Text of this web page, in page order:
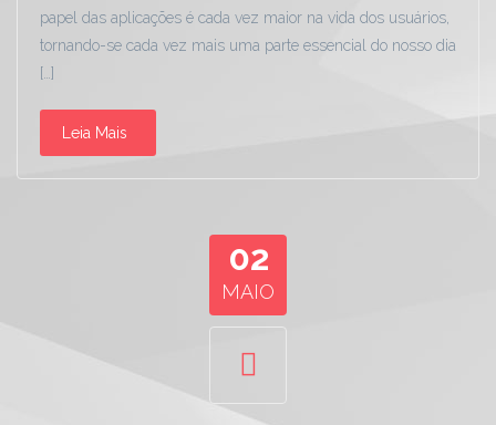
papel das aplicações é cada vez maior na vida dos usuários,
tornando-se cada vez mais uma parte essencial do nosso dia
[…]
Leia Mais
02
MAIO